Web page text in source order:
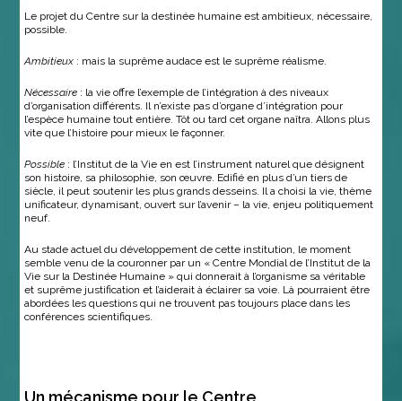
Le projet du Centre sur la destinée humaine est ambitieux, nécessaire,
possible.
Ambitieux : mais la suprême audace est le suprême réalisme.
Nécessaire : la vie offre l’exemple de l’intégration à des niveaux
d’organisation différents. Il n’existe pas d’organe d’intégration pour
l’espèce humaine tout entière. Tôt ou tard cet organe naîtra. Allons plus
vite que l’histoire pour mieux le façonner.
Possible : l’Institut de la Vie en est l’instrument naturel que désignent
son histoire, sa philosophie, son œuvre. Edifié en plus d’un tiers de
siècle, il peut soutenir les plus grands desseins. Il a choisi la vie, thème
unificateur, dynamisant, ouvert sur l’avenir – la vie, enjeu politiquement
neuf.
Au stade actuel du développement de cette institution, le moment
semble venu de la couronner par un « Centre Mondial de l’Institut de la
Vie sur la Destinée Humaine » qui donnerait à l’organisme sa véritable
et suprême justification et l’aiderait à éclairer sa voie. Là pourraient être
abordées les questions qui ne trouvent pas toujours place dans les
conférences scientifiques.
Un mécanisme pour le Centre